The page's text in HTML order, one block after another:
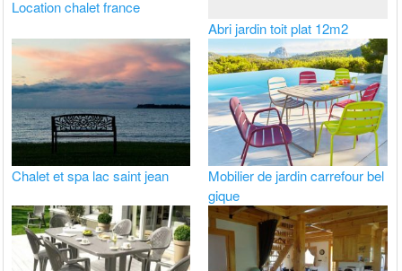
Location chalet france
Abri jardin toit plat 12m2
Chalet et spa lac saint jean
Mobilier de jardin carrefour bel
gique